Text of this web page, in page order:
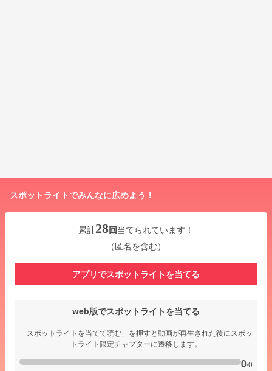
スポットライトでみんなに広めよう！
累計28回当てられています！
（匿名を含む）
アプリでスポットライトを当てる
web版でスポットライトを当てる
「スポットライトを当てて読む」を押すと動画が再生された後にスポッ
トライト限定チャプターに遷移します。
0/0